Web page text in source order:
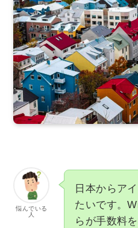
悩んでいる
人
日本からア
たいです。
らが手数料